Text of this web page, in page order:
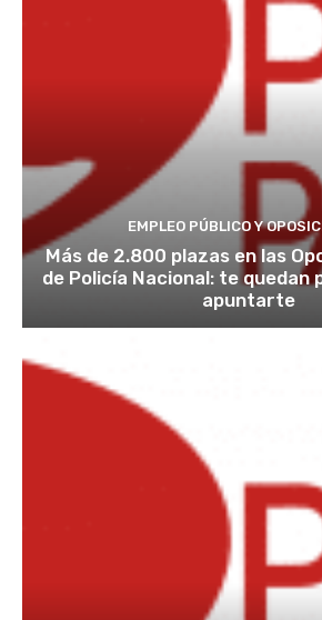
EMPLEO PÚBLICO Y
Más de 2.800 plazas en las
de Policía Nacional: te quedan
apuntarte